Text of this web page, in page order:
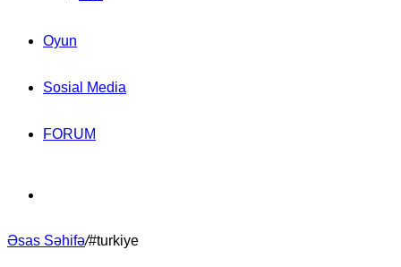
Oyun
Sosial Media
FORUM
for
Əsas Səhifə/#turkiye